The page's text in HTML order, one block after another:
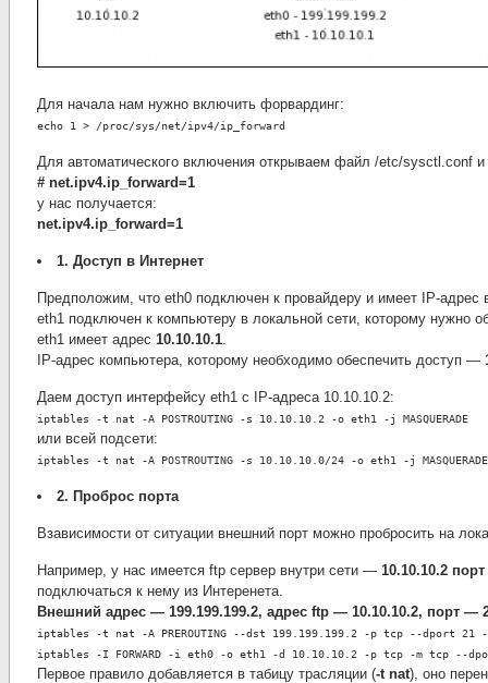
Для начала нам нужно включить форвардинг:
echo 1 > /proc/sys/net/ipv4/ip_forward
Для автоматического включения открываем файл /etc/sysctl.conf
# net.ipv4.ip_forward=1
у нас получается:
net.ipv4.ip_forward=1
1. Доступ в Интернет
Предположим, что eth0 подключен к провайдеру и имеет IP-адрес
eth1 подключен к компьютеру в локальной сети, которому нужно
eth1 имеет адрес 10.10.10.1.
IP-адрес компьютера, которому необходимо обеспечить доступ —
Даем доступ интерфейсу eth1 с IP-адреса 10.10.10.2:
iptables -t nat -A POSTROUTING -s 10.10.10.2 -o eth1 -j MASQUERADE
или всей подсети:
iptables -t nat -A POSTROUTING -s 10.10.10.0/24 -o eth1 -j MASQUERADE
2. Проброс порта
Взависимости от ситуации внешний порт можно пробросить на
Например, у нас имеется ftp сервер внутри сети — 10.10.10.2 порт
подключаться к нему из Интеренета.
Внешний адрес — 199.199.199.2, адрес ftp — 10.10.10.2, порт —
iptables -t nat -A PREROUTING --dst 199.199.199.2 -p tcp --dport
iptables -I FORWARD -i eth0 -o eth1 -d 10.10.10.2 -p tcp -m tcp --
Первое правило добавляется в табицу трасляции (-t nat), оно